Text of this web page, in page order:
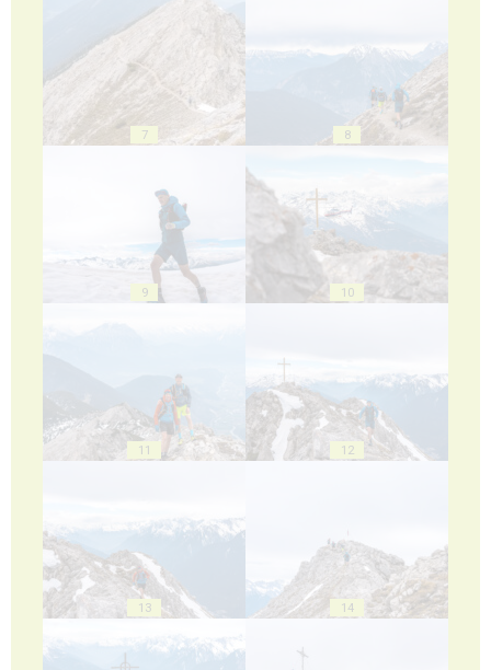
7 8
9 10
11 12
13 14